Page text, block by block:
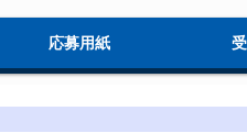
応募用紙